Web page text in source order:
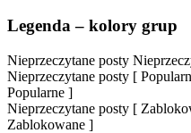
Legenda – kolory grup
Nieprzeczytane posty
Nieprzeczytane posty [
Popularne ]
Nieprzeczytane posty [
Zablokowane ]